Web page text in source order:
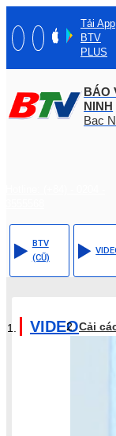
Tải App
BTV
PLUS
BÁO
NINH
Bac
BTV
(CŨ)
VIDEOCải